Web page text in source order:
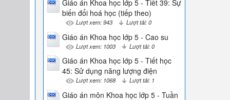
Giáo án Khoa học lớp 5 - Tiết 39: Sự
biến đổi hoá học (tiếp theo)
Lượt xem: 943 Lượt tải: 0
Giáo án Khoa học lớp 5 - Cao su
Lượt xem: 1003 Lượt tải: 0
Giáo án Khoa học lớp 5 - Tiết học
45: Sử dụng năng lượng điện
Lượt xem: 1068 Lượt tải: 1
Giáo án môn Khoa học lớp 5 - Tuần